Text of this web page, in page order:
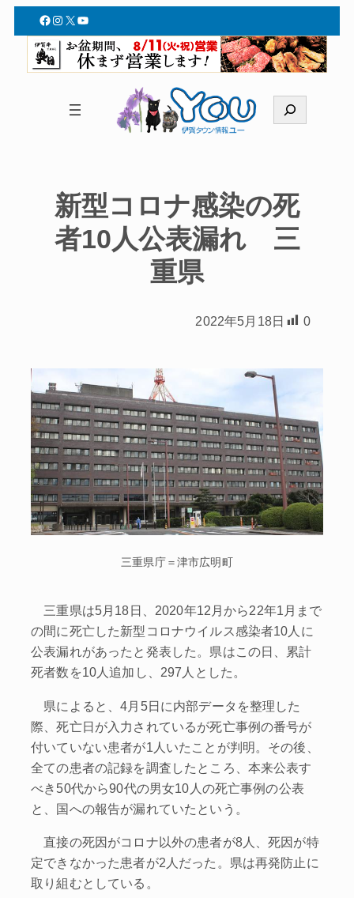
Facebook
Instagram
X YouTube
索
新型コロナ感染の死
者10人公表漏れ 三
重県
2022年5月18日 0
三重県庁＝津市広明町
三重県は5月18日、2020年12月から22年1月まで
の間に死亡した新型コロナウイルス感染者10人に
公表漏れがあったと発表した。県はこの日、累計
死者数を10人追加し、297人とした。
県によると、4月5日に内部データを整理した
際、死亡日が入力されているが死亡事例の番号が
付いていない患者が1人いたことが判明。その後、
全ての患者の記録を調査したところ、本来公表す
べき50代から90代の男女10人の死亡事例の公表
と、国への報告が漏れていたという。
直接の死因がコロナ以外の患者が8人、死因が特
定できなかった患者が2人だった。県は再発防止に
取り組むとしている。